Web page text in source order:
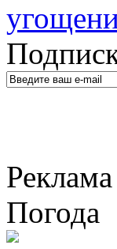
Реклама
Погода